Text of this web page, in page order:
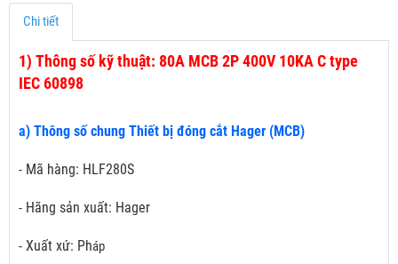
Chi tiết
1) Thông số kỹ thuật: 80A MCB 2P 400V 10KA C type
IEC 60898
a) Thông số chung Thiết bị đóng cắt Hager (MCB)
- Mã hàng: HLF280S
- Hãng sản xuất: Hager
- Xuất xứ: Pháp